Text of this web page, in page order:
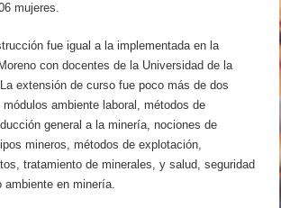
mujeres.
fue igual a la implementada en la
con docentes de la Universidad de la
extensión de curso fue poco más de dos
ambiente laboral, métodos de
general a la minería, nociones de
mineros, métodos de explotación,
tratamiento de minerales, y salud, seguridad
ambiente en minería.